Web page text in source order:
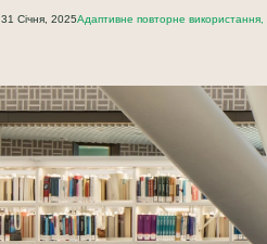
31 Січня, 2025Адаптивне повторне